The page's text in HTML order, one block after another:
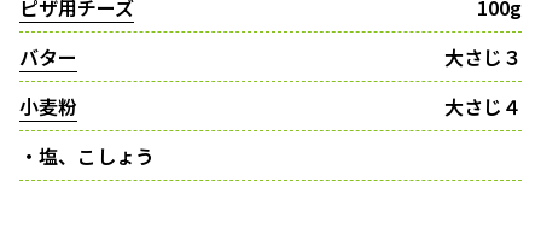
ピザ用チーズ
100g
バター
大さじ３
小麦粉
大さじ４
・塩、こしょう